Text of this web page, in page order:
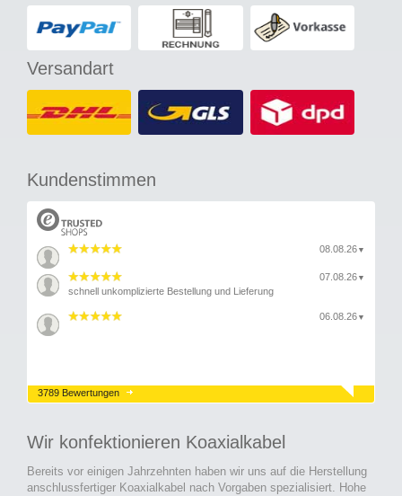
Versandart
Kundenstimmen
08.08.26 ▼
07.08.26 ▼
schnell unkomplizierte Bestellung und Lieferung
06.08.26 ▼
3789 Bewertungen
Wir konfektionieren Koaxialkabel
Bereits vor einigen Jahrzehnten haben wir uns auf die Herstellung
anschlussfertiger Koaxialkabel nach Vorgaben spezialisiert. Hohe